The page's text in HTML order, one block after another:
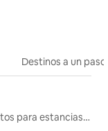
Destinos a un
Alojamientos para estancias largas